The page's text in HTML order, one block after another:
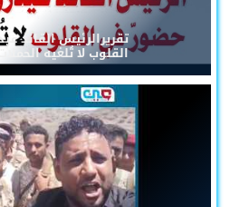
تقريرالرئيس القائد
القلوب لا تُلغيه